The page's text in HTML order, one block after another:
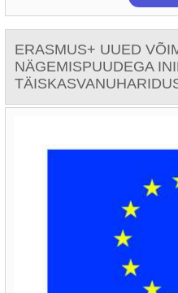
ERASMUS+ UUED
NÄGEMISPUUDEGA